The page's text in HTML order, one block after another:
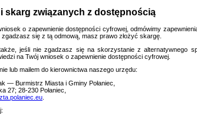
skarg związanych z dostępnością
o zapewnienie dostępności cyfrowej, odmówimy
się z tą odmową, masz prawo złożyć skargę.
jeśli nie zgadzasz się na skorzystanie z alternatywnego
na Twój wniosek o zapewnienie dostępności cyfrowej.
lub mailem do kierownictwa naszego urzędu:
— Burmistrz Miasta i Gminy Połaniec,
27; 28-230 Połaniec,